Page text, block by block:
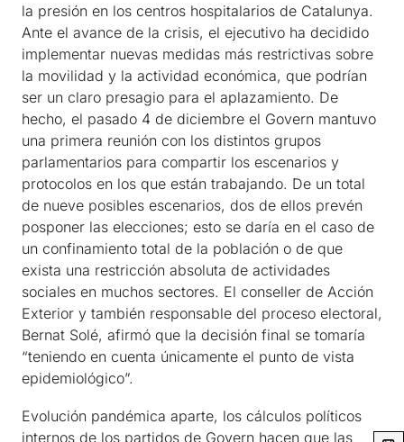
la presión en los centros hospitalarios de Catalunya.
Ante el avance de la crisis, el ejecutivo ha decidido
implementar nuevas medidas más restrictivas sobre
la movilidad y la actividad económica, que podrían
ser un claro presagio para el aplazamiento. De
hecho, el pasado 4 de diciembre el Govern mantuvo
una primera reunión con los distintos grupos
parlamentarios para compartir los escenarios y
protocolos en los que están trabajando. De un total
de nueve posibles escenarios, dos de ellos prevén
posponer las elecciones; esto se daría en el caso de
un confinamiento total de la población o de que
exista una restricción absoluta de actividades
sociales en muchos sectores. El conseller de Acción
Exterior y también responsable del proceso electoral,
Bernat Solé, afirmó que la decisión final se tomaría
“teniendo en cuenta únicamente el punto de vista
epidemiológico”.
Evolución pandémica aparte, los cálculos políticos
internos de los partidos de Govern hacen que las